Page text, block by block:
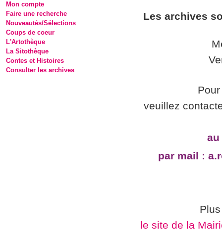
Mon compte
Faire une recherche
Nouveautés/Sélections
Coups de coeur
L'Artothèque
La Sitothèque
Contes et Histoires
Consulter les archives
Les archives
veuillez
au
par mail :
le site de la